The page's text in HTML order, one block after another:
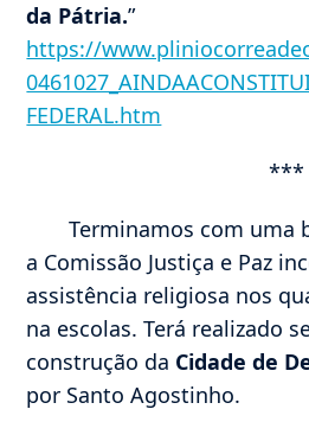
da Pátria.”
https://
FEDERAL.htm
***
Terminamos com uma
a Comissão Justiça e Paz
assistência religiosa nos
na escolas. Terá realizado
construção da Cidade de
por Santo Agostinho.